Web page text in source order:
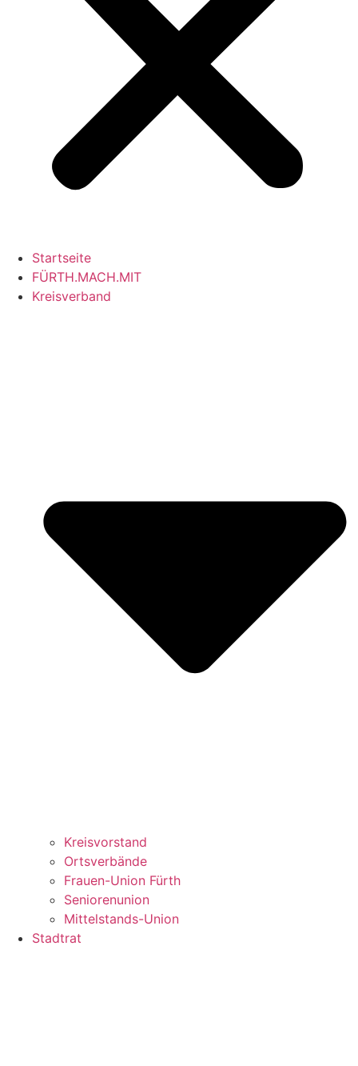
Startseite
FÜRTH.MACH.MIT
Kreisverband
Kreisvorstand
Ortsverbände
Frauen-Union Fürth
Seniorenunion
Mittelstands-Union
Stadtrat